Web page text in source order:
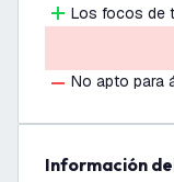
Los focos de
No apto para
información